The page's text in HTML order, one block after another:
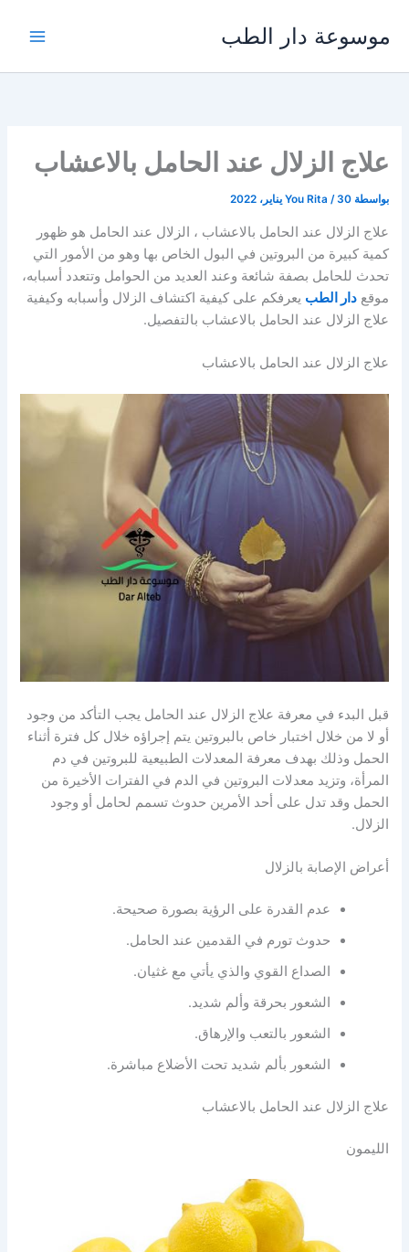
المحتوى
موسوعة دار الطب
علاج الزلال عند الحامل بالاعشاب
بواسطة You Rita /30 يناير، 2022
علاج الزلال عند الحامل بالاعشاب ، الزلال عند الحامل هو ظهور
كمية كبيرة من البروتين في البول الخاص بها وهو من الأمور التي
تحدث للحامل بصفة شائعة وعند العديد من الحوامل وتتعدد أسبابه،
موقعدار الطب يعرفكم على كيفية اكتشاف الزلال وأسبابه وكيفية
علاج الزلال عند الحامل بالاعشاب بالتفصيل.
علاج الزلال عند الحامل بالاعشاب
قبل البدء في معرفة علاج الزلال عند الحامل يجب التأكد من وجود
أو لا من خلال اختبار خاص بالبروتين يتم إجراؤه خلال كل فترة أثناء
الحمل وذلك بهدف معرفة المعدلات الطبيعية للبروتين في دم
المرأة، وتزيد معدلات البروتين في الدم في الفترات الأخيرة من
الحمل وقد تدل على أحد الأمرين حدوث تسمم لحامل أو وجود
الزلال.
أعراض الإصابة بالزلال
عدم القدرة على الرؤية بصورة صحيحة.
حدوث تورم في القدمين عند الحامل.
الصداع القوي والذي يأتي مع غثيان.
الشعور بحرقة وألم شديد.
الشعور بالتعب والإرهاق.
الشعور بألم شديد تحت الأضلاع مباشرة.
علاج الزلال عند الحامل بالاعشاب
الليمون